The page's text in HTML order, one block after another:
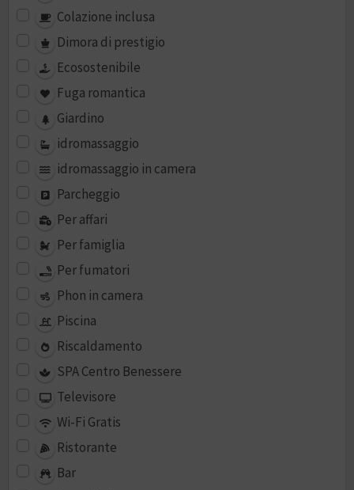
Colazione inclusa
Dimora di prestigio
Ecosostenibile
Fuga romantica
Giardino
idromassaggio
idromassaggio in camera
Parcheggio
Per affari
Per famiglia
Per fumatori
Phon in camera
Piscina
Riscaldamento
SPA Centro Benessere
Televisore
Wi-Fi Gratis
Ristorante
Bar